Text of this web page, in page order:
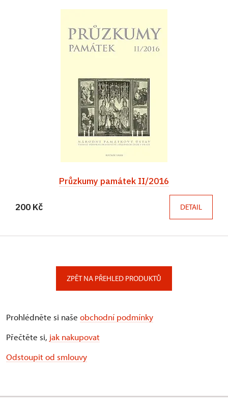
Průzkumy památek II/2016
200 Kč DETAIL
ZPĚT NA PŘEHLED PRODUKTŮ
Prohlédněte si naše obchodní podmínky
Přečtěte si, jak nakupovat
Odstoupit od smlouvy